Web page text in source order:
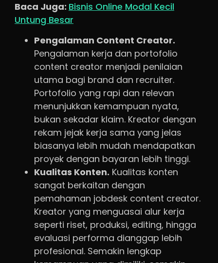
Baca Juga: Bisnis Online Modal Kecil
Untung Besar
Pengalaman Content Creator.
Pengalaman kerja dan portofolio
content creator menjadi penilaian
utama bagi brand dan recruiter.
Portofolio yang rapi dan relevan
menunjukkan kemampuan nyata,
bukan sekadar klaim. Kreator dengan
rekam jejak kerja sama yang jelas
biasanya lebih mudah mendapatkan
proyek dengan bayaran lebih tinggi.
Kualitas Konten. Kualitas konten
sangat berkaitan dengan
pemahaman jobdesk content creator.
Kreator yang menguasai alur kerja
seperti riset, produksi, editing, hingga
evaluasi performa dianggap lebih
profesional. Semakin lengkap